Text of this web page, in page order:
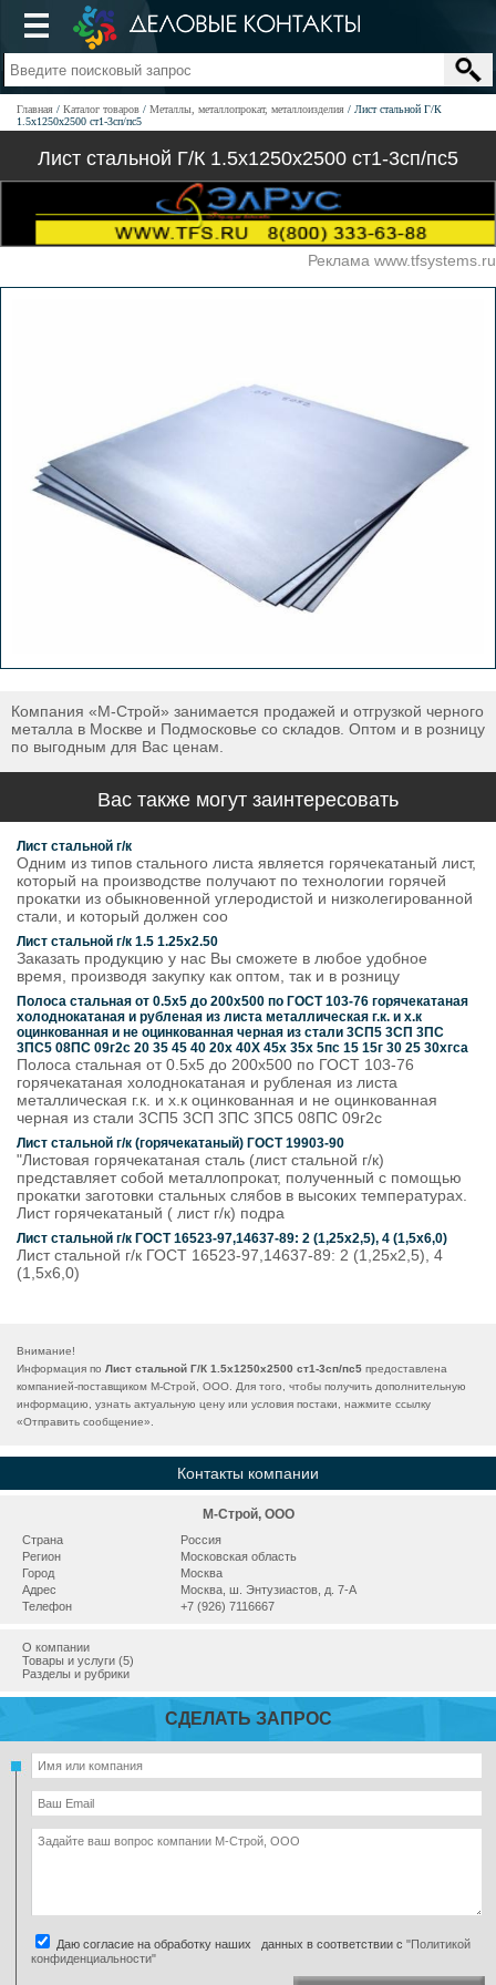
Главная Каталог товаров Металлы, металлопрокат, металлоизделия
Лист стальной Г/К
1.5х1250х2500 ст1-3сп/пс5
Лист стальной Г/К 1.5х1250х2500 ст1-3сп/пс5
Реклама www.tfsystems.ru
Компания «М-Строй» занимается продажей и отгрузкой черного
металла в Москве и Подмосковье со складов. Оптом и в розницу
по выгодным для Вас ценам.
Вас также могут заинтересовать
Лист стальной г/к
Одним из типов стального листа является горячекатаный лист,
который на производстве получают по технологии горячей
прокатки из обыкновенной углеродистой и низколегированной
стали, и который должен соо
Лист стальной г/к 1.5 1.25х2.50
Заказать продукцию у нас Вы сможете в любое удобное
время, производя закупку как оптом, так и в розницу
Полоса стальная от 0.5х5 до 200х500 по ГОСТ 103-76 горячекатаная
холоднокатаная и рубленая из листа металлическая г.к. и х.к
оцинкованная и не оцинкованная черная из стали 3СП5 3СП 3ПС
3ПС5 08ПС 09г2с 20 35 45 40 20х 40Х 45х 35х 5пс 15 15г 30 25 30хгса
Полоса стальная от 0.5х5 до 200х500 по ГОСТ 103-76
горячекатаная холоднокатаная и рубленая из листа
металлическая г.к. и х.к оцинкованная и не оцинкованная
черная из стали 3СП5 3СП 3ПС 3ПС5 08ПС 09г2с
Лист стальной г/к (горячекатаный) ГОСТ 19903-90
"Листовая горячекатаная сталь (лист стальной г/к)
представляет собой металлопрокат, полученный с помощью
прокатки заготовки стальных слябов в высоких температурах.
Лист горячекатаный ( лист г/к) подра
Лист стальной г/к ГОСТ 16523-97,14637-89: 2 (1,25х2,5), 4 (1,5х6,0)
Лист стальной г/к ГОСТ 16523-97,14637-89: 2 (1,25х2,5), 4
(1,5х6,0)
Внимание!
Информация по Лист стальной Г/К 1.5х1250х2500 ст1-3сп/пс5 предоставлена
компанией-поставщиком М-Строй, ООО. Для того, чтобы получить дополнительную
информацию, узнать актуальную цену или условия постаки, нажмите ссылку
«Отправить сообщение».
Контакты компании
М-Строй, ООО
Страна
Россия
Регион
Московская область
Город
Москва
Адрес
Москва, ш. Энтузиастов, д. 7-А
Телефон
+7 (926) 7116667
О компании
Товары и услуги (5)
Разделы и рубрики
СДЕЛАТЬ ЗАПРОС
Даю согласие на обработку наших данных в соответствии с "Политикой
конфиденциальности"